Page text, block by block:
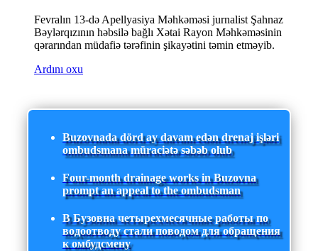
Fevralın 13-də Apellyasiya Məhkəməsi jurnalist Şahnaz
Bəylərqızının həbsilə bağlı Xətai Rayon Məhkəməsinin
qərarından müdafiə tərəfinin şikayətini təmin etməyib.
Ardını oxu
Buzovnada dörd ay davam edən drenaj işləri
ombudsmana müraciətə səbəb olub
Four-month drainage works in Buzovna
prompt an appeal to the ombudsman
В Бузовна четырехмесячные работы по
водоотводу стали поводом для обращения
к омбудсмену